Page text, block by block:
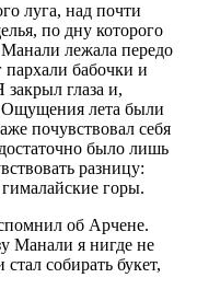
луга, над почти
по дну которого
лежала передо
бабочки и
глаза и,
Ощущения лета были
почувствовал себя
было лишь
разницу:
горы.
об Арчене.
Манали я нигде не
собирать букет,